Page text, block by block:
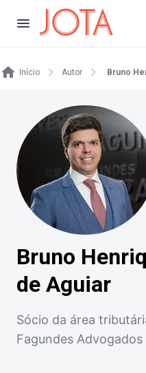
Início Autor Bruno
Bruno
de Aguiar
Sócio da área
Fagundes